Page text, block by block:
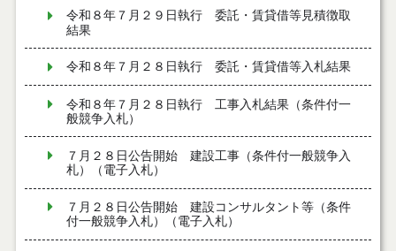
令和８年７月２９日執行 委託・賃貸借等見積徴取
結果
令和８年７月２８日執行 委託・賃貸借等入札結果
令和８年７月２８日執行 工事入札結果（条件付一
般競争入札）
７月２８日公告開始 建設工事（条件付一般競争入
札）（電子入札）
７月２８日公告開始 建設コンサルタント等（条件
付一般競争入札）（電子入札）